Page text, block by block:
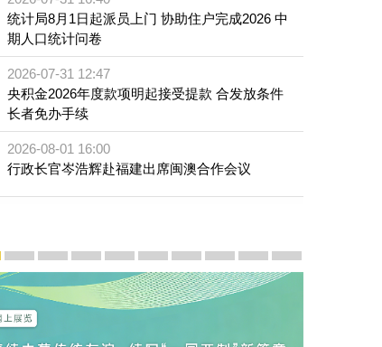
国际乒联男子及女子世界杯赛旗。
统计局8月1日起派员上门 协助住户完成2026 中
期人口统计问卷
2026-07-31 12:47
央积金2026年度款项明起接受提款 合发放条件
长者免办手续
2026-08-01 16:00
行政长官岑浩辉赴福建出席闽澳合作会议
及推广
中葡传统友谊 续写“一国两制”新篇章 — 澳门“一国
澳门名片集
行政长官岑浩辉11月18日发表2026年施政报
施政特写澳门特别行政区经济和社会发展第
横琴粤澳深度合作区专题网站
施政小讲堂
走进澳门澳门相簿2020
《澳门微视